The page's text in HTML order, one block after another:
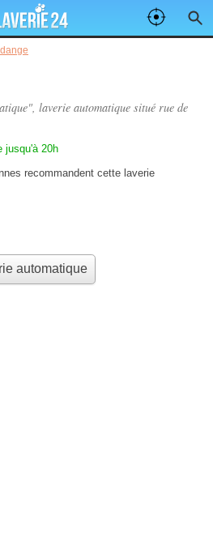
laverie automatique situé rue de
jusqu'à 20h
recommandent cette laverie
automatique